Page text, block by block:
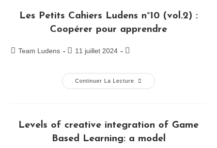
Les Petits Cahiers Ludens n°10 (vol.2) :
Coopérer pour apprendre
Team Ludens 11 juillet 2024
Continuer La Lecture
Levels of creative integration of Game
Based Learning: a model